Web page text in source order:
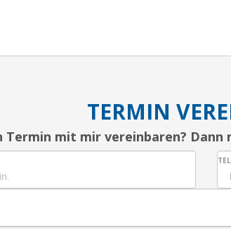
TERMIN
Termin mit mir vereinbaren?